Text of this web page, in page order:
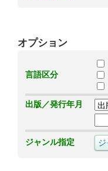
オプション
言語区分
出版／発行年月
ジャンル指定